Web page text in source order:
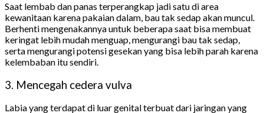
Saat lembab dan panas terperangkap jadi satu di area
kewanitaan karena pakaian dalam, bau tak sedap akan muncul.
Berhenti mengenakannya untuk beberapa saat bisa membuat
keringat lebih mudah menguap, mengurangi bau tak sedap,
serta mengurangi potensi gesekan yang bisa lebih parah karena
kelembaban itu sendiri.
3. Mencegah cedera vulva
Labia yang terdapat di luar genital terbuat dari jaringan yang